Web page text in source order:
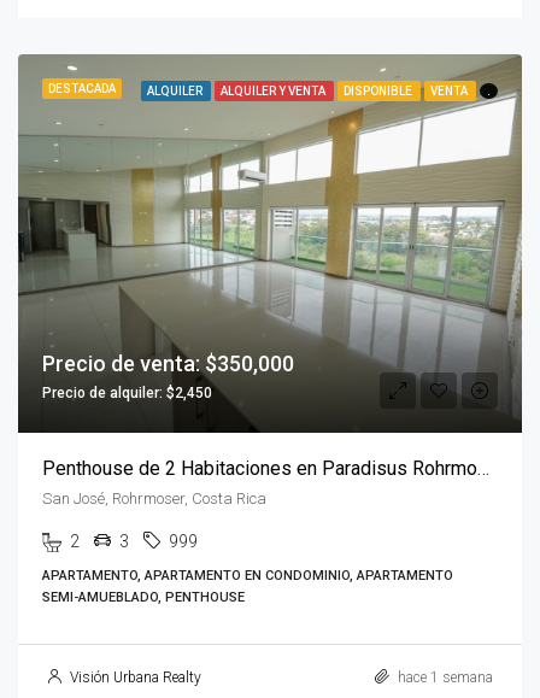
DESTACADA ALQUILER ALQUILER Y VENTA DISPONIBLE VENTA
Precio de venta: $350,000
Precio de alquiler: $2,450
Penthouse de 2 Habitaciones en Paradisus Rohrmoser
San José, Rohrmoser, Costa Rica
2 3 999
APARTAMENTO, APARTAMENTO EN CONDOMINIO, APARTAMENTO
SEMI-AMUEBLADO, PENTHOUSE
Visión Urbana Realty hace 1 semana